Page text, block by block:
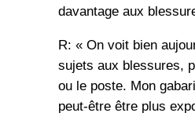
davantage aux
R: « On voit bien
sujets aux blessures,
ou le poste. Mon
peut-être être plus